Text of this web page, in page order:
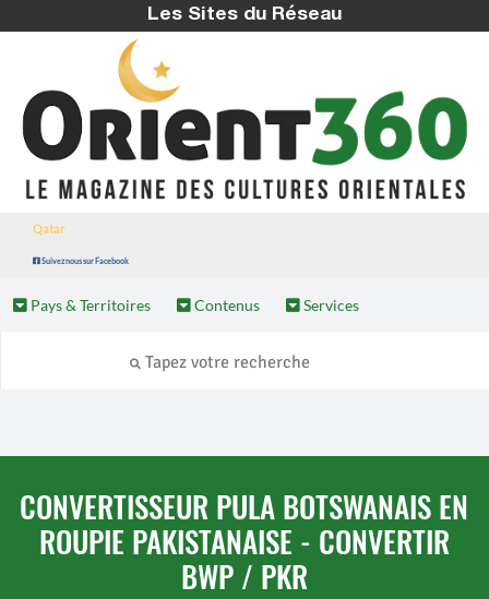
Les Sites du Réseau
Qatar
Suivez nous sur Facebook
Pays & Territoires Contenus Services
CONVERTISSEUR PULA BOTSWANAIS EN
ROUPIE PAKISTANAISE - CONVERTIR
BWP / PKR